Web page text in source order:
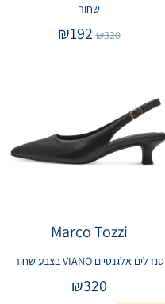
שחור
₪320
₪192
Marco Tozzi
סנדלים אלגנטיים VIANO בצבע שחור
₪320